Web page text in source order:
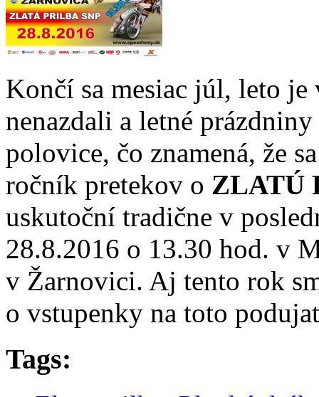
Končí sa mesiac júl, leto je
nenazdali a letné
polovice, čo znamená, že
ročník pretekov o ZLATÚ
uskutoční tradične v
28.8.2016 o 13.30 hod. v
v Žarnovici. Aj tento rok
o vstupenky na toto
Tags: